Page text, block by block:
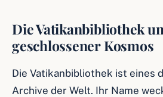
Die Vatikanbibliothek
geschlossener Kosmos
Die Vatikanbibliothek ist eines
Archive der Welt. Ihr Name